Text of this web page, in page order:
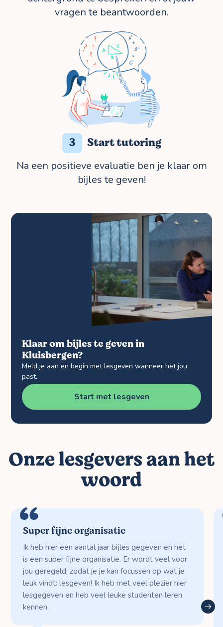
vragen te beantwoorden.
3 Start tutoring
Na een positieve evaluatie ben je klaar om
bijles te geven!
Klaar om bijles te geven in
Kluisbergen?
Meld je aan en begin met lesgeven wanneer het jou
past.
Start met lesgeven
Onze lesgevers aan het
woord
Super fijne organisatie
Ik heb hier een aantal jaar bijles gegeven en het
is een super fijne organisatie. Er wordt veel voor
jou geregeld, zodat je je kan focussen op wat je
leuk vindt: lesgeven! Ik heb met veel plezier hier
lesgegeven en heb veel leuke studenten leren
kennen.